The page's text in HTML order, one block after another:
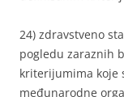
24) zdravstveno
pogledu zaraznih
kriterijumima koje
međunarodne